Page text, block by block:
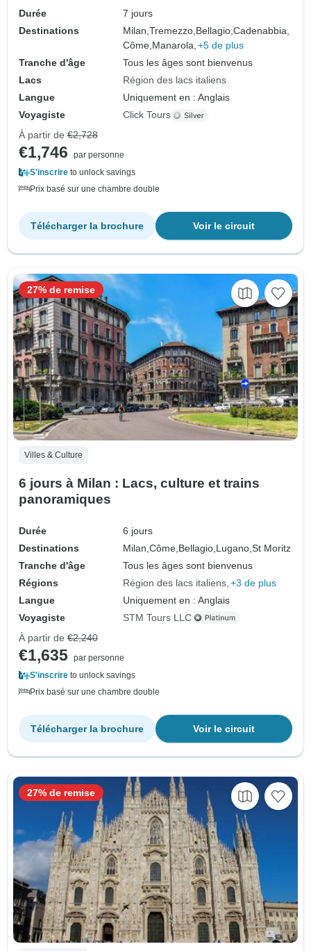
Durée
7 jours
Destinations
Milan,Tremezzo,Bellagio,Cadenabbia,
Côme,Manarola, +5 de plus
Tranche d'âge
Tous les âges sont bienvenus
Lacs
Région des lacs italiens
Langue
Uniquement en : Anglais
Voyagiste
Click Tours
À partir de €2,728
€1,746
par personne
S'inscrire to unlock savings
Prix basé sur une chambre double
Voir le circuit
Télécharger la brochure
Villes & Culture
6 jours à Milan : Lacs, culture et trains
panoramiques
Durée
6 jours
Destinations
Milan,Côme, Bellagio, Lugano,St Moritz
Tranche d'âge
Tous les âges sont bienvenus
Régions
Région des lacs italiens +3 de plus
Langue
Uniquement en : Anglais
Voyagiste
STM Tours LLC
27% de remise
À partir de €2,240
€1,635 par personne
S'inscrire to unlock savings
Prix basé sur une chambre double
Voir le circuit
Télécharger la brochure
27% de remise